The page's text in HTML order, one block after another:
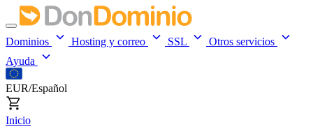
Dominios Hosting y correo SSL
Otros servicios
Ayuda
EUR/Español
Inicio